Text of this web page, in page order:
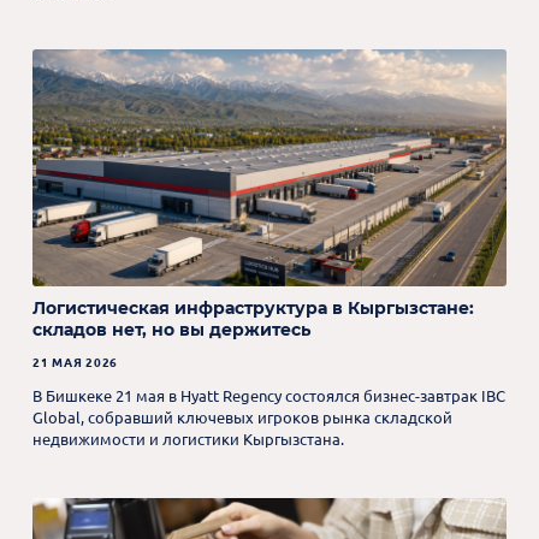
Логистическая инфраструктура в Кыргызстане:
складов нет, но вы держитесь
21 МАЯ 2026
В Бишкеке 21 мая в Hyatt Regency состоялся бизнес-завтрак IBC
Global, собравший ключевых игроков рынка складской
недвижимости и логистики Кыргызстана.